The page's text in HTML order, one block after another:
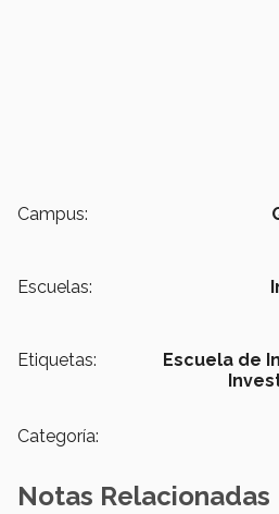
Campus:
Escuelas:
Etiquetas:
Escuela de
Categoría:
Notas Relacionadas